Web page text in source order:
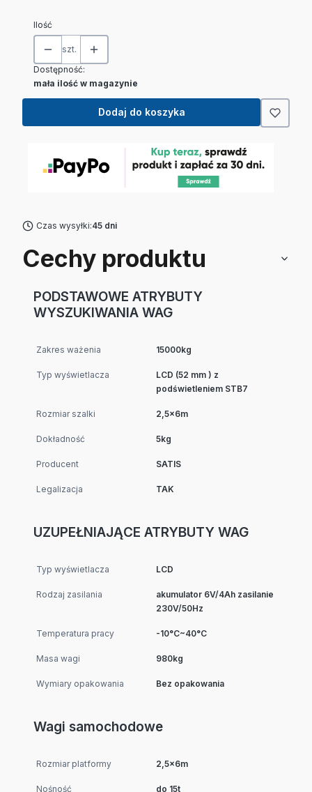
Ilość
szt.
Dostępność:
mała ilość w magazynie
Dodaj do koszyka
Czas wysyłki:45 dni
Cechy produktu
PODSTAWOWE ATRYBUTY
WYSZUKIWANIA WAG
Zakres ważenia 15000kg
Typ wyświetlacza
LCD (52 mm ) z
podświetleniem STB7
Rozmiar szalki 2,5x6m
Dokładność 5kg
Producent SATIS
Legalizacja TAK
UZUPEŁNIAJĄCE ATRYBUTY WAG
Typ wyświetlacza LCD
Rodzaj zasilania
akumulator 6V/4Ah zasilanie
230V/50Hz
Temperatura pracy -10°C~40°C
Masa wagi 980kg
Wymiary opakowania Bez opakowania
Wagi samochodowe
Rozmiar platformy 2,5x6m
Nośność do 15t